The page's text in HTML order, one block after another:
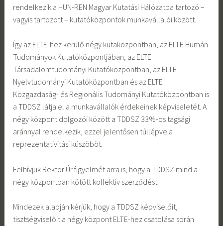
rendelkezik a HUN-REN Magyar Kutatási Hálózatba tartozó –
vagyis tartozott – kutatóközpontok munkavállalói között.
Így az ELTE-hez kerülő négy kutaközpontban, az ELTE Humán
Tudományok Kutatóközpontjában, az ELTE
Társadalomtudományi Kutatóközpontban, az ELTE
Nyelvtudományi Kutatóközpontban és az ELTE
Közgazdaság- és Regionális Tudományi Kutatóközpontban is
a TDDSZ látja el a munkavállalók érdekeinek képviseletét. A
négy központ dolgozói között a TDDSZ 33%-os tagsági
aránnyal rendelkezik, ezzel jelentősen túllépve a
reprezentativitási küszöböt.
Felhívjuk Rektor Úr figyelmét arra is, hogy a TDDSZ mind a
négy központban kötött kollektív szerződést.
Mindezek alapján kérjük, hogy a TDDSZ képviselőit,
tisztségviselőit a négy központ ELTE-hez csatolása során